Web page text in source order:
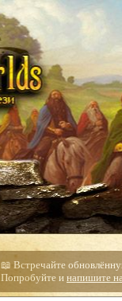
📖 Встречайте
Попробуйте и напишите